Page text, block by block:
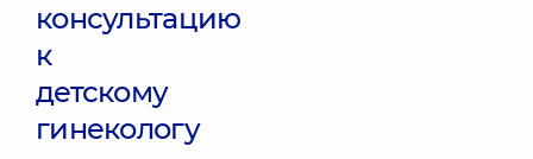
консультацию
к
детскому
гинекологу